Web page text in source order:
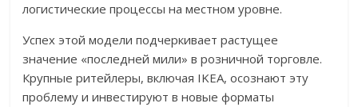
логистические процессы на местном уровне.
Успех этой модели подчеркивает растущее
значение «последней мили» в розничной торговле.
Крупные ритейлеры, включая IKEA, осознают эту
проблему и инвестируют в новые форматы